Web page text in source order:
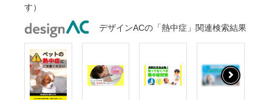
す）
デザインACの「熱中症」関連検索結果